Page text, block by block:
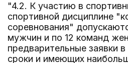
"4.2. К участию в
спортивной дисциплине
соревнования"
мужчин и по 12 команд
предварительные заявки
сроки и имеющих